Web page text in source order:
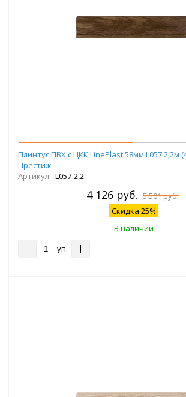
Плинтус ПВХ с ЦКК LinePlast 58мм L057 2,2м
Престиж
Артикул: L057-2,2
4 126 руб. 5 501 руб.
Скидка 25%
В наличии
уп.